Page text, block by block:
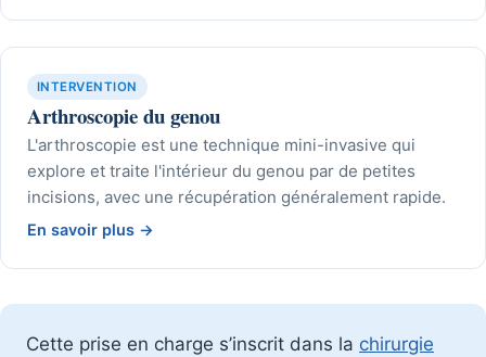
INTERVENTION
Arthroscopie du genou
L'arthroscopie est une technique mini-invasive qui
explore et traite l'intérieur du genou par de petites
incisions, avec une récupération généralement rapide.
En savoir plus →
Cette prise en charge s’inscrit dans la chirurgie